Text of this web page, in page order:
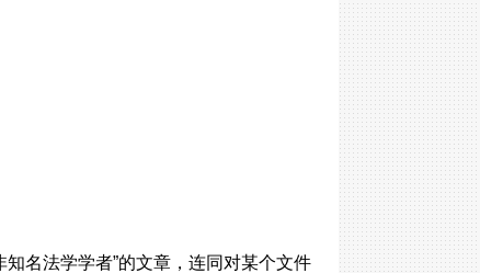
名法学学者”的文章，连同对某个文件